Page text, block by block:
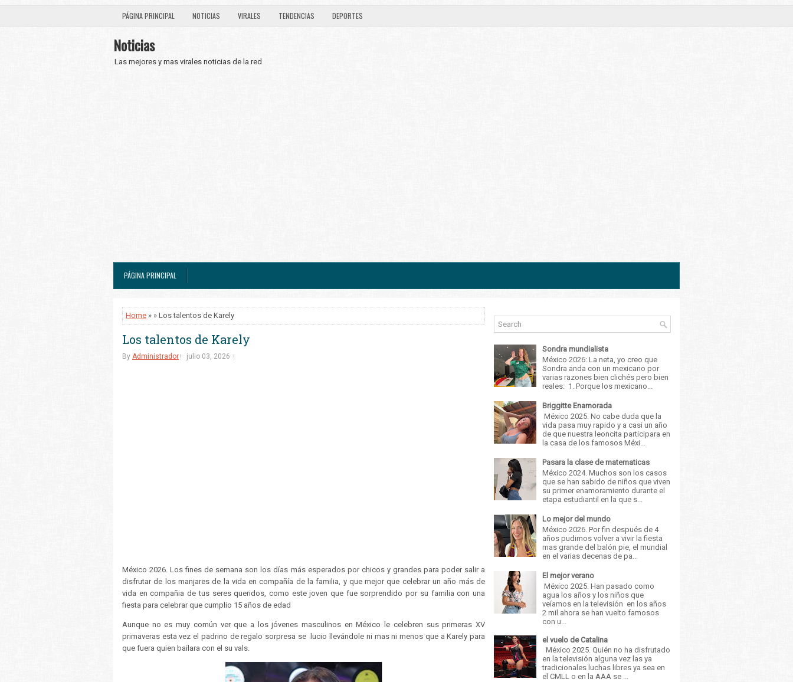
PÁGINA PRINCIPAL NOTICIAS VIRALES TENDENCIAS DEPORTES
Noticias
Las mejores y mas virales noticias de la red
PÁGINA PRINCIPAL
Home » » Los talentos de Karely
Los talentos de Karely
By Administrador julio 03, 2026
México 2026. Los fines de semana son los días más esperados por chicos y grandes para poder salir a
disfrutar de los manjares de la vida en compañía de la familia, y que mejor que celebrar un año más de
vida en compañia de tus seres queridos, como este joven que fue sorprendido por su familia con una
fiesta para celebrar que cumplio 15 años de edad
Aunque no es muy común ver que a los jóvenes masculinos en México le celebren sus primeras XV
primaveras esta vez el padrino de regalo sorpresa se lucio llevándole ni mas ni menos que a Karely para
que fuera quien bailara con el su vals.
Sondra mundialista
México 2026: La neta, yo creo que
Sondra anda con un mexicano por
varias razones bien clichés pero bien
reales: 1. Porque los mexicano...
Briggitte Enamorada
México 2025. No cabe duda que la
vida pasa muy rapido y a casi un año
de que nuestra leoncita participara en
la casa de los famosos Méxi...
Pasara la clase de matematicas
México 2024. Muchos son los casos
que se han sabido de niños que viven
su primer enamoramiento durante el
etapa estudiantil en la que s...
Lo mejor del mundo
México 2026. Por fin después de 4
años pudimos volver a vivir la fiesta
mas grande del balón pie, el mundial
en el varias decenas de pa...
El mejor verano
México 2025. Han pasado como
agua los años y los niños que
veíamos en la televisión en los años
2 mil ahora se han vuelto famosos
con u...
el vuelo de Catalina
México 2025. Quién no ha disfrutado
en la televisión alguna vez las ya
tradicionales luchas libres ya sea en
el CMLL o en la AAA se ...